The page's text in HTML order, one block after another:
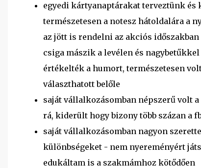
egyedi kártyanaptárakat terveztünk és
természetesen a notesz hátoldalára a
az jött is rendelni az akciós
csiga mászik a levélen és
értékelték a humort, természetesen
választhatott belőle
saját vállalkozásomban népszerű volt
rá, kiderült hogy bizony több százan a
saját vállalkozásomban nagyon
különbségeket - nem nyereményért
edukáltam is a szakmámhoz kötődően